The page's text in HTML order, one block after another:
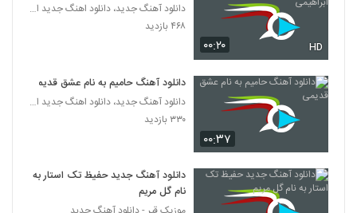
6318
دانلود آهنگ مصطفی سعادت عشق شیخ
۲۸۳ بازدید
دانلود آهنگ اسمت که میاد از روزبه بمانی
6320
۳۶۸ بازدید
۰۰:۲۰ HD
دانلود آهنگ جدید، دانلود اهنگ جدید ایرانی
۴۶۸ بازدید
۰۰:۳۷
دانلود آهنگ حامیم به نام عشق قدیمی
دانلود آهنگ جدید، دانلود اهنگ جدید ایرانی
۳۳۰ بازدید
دانلود آهنگ جدید حفیظ تک استار به
نام گل مریم